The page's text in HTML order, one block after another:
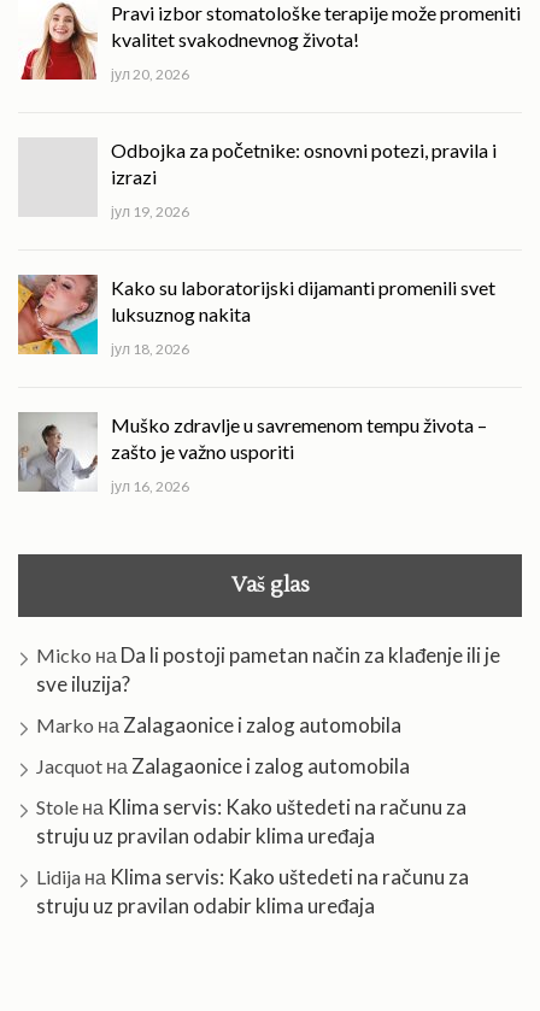
Pravi izbor stomatološke terapije može promeniti
kvalitet svakodnevnog života!
јул 20, 2026
Odbojka za početnike: osnovni potezi, pravila i
izrazi
јул 19, 2026
Kako su laboratorijski dijamanti promenili svet
luksuznog nakita
јул 18, 2026
Muško zdravlje u savremenom tempu života –
zašto je važno usporiti
јул 16, 2026
Vaš glas
Micko на Da li postoji pametan način za klađenje ili je
sve iluzija?
Marko на Zalagaonice i zalog automobila
Jacquot на Zalagaonice i zalog automobila
Stole на Klima servis: Kako uštedeti na računu za
struju uz pravilan odabir klima uređaja
Lidija на Klima servis: Kako uštedeti na računu za
struju uz pravilan odabir klima uređaja